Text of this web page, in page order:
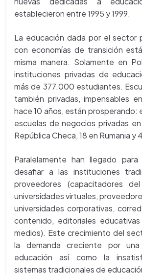
establecieron entre 1995 y 1999.
La educación dada por el sector
con economías de transición
misma manera. Solamente en
instituciones privadas de
más de 377.000 estudiantes.
también privadas, impensables
hace 10 años, están prosperando:
escuelas de negocios privadas
República Checa, 18 en Rumania y
Paralelamente han llegado
desafiar a las instituciones
proveedores (capacitadores
universidades virtuales,
universidades corporativas,
contenido, editoriales
medios). Este crecimiento del
la demanda creciente por
educación así como la
sistemas tradicionales de